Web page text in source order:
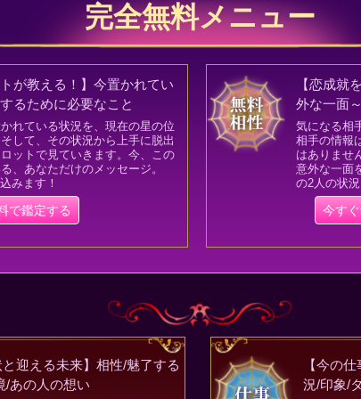
完全無料メニュー
が教える！】今置かれてい
るために必要なこと
れている状況を、現在の星の位
して、その状況から上手に脱出
ットで見ていきます。今、この
、あなただけのメッセージ。
みます！
で鑑定する
【恋成就
外な一面
気になる相
相手の情報
はありませ
意外な一面
の2人の状
今す
迎える未来】相性/魅了する
/あの人の想い
【今の
況/印象/